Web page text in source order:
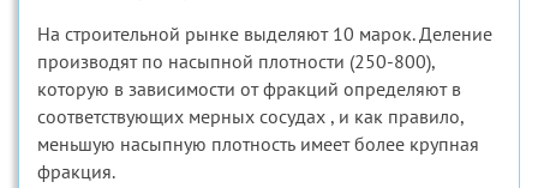
На строительной рынке выделяют 10 марок. Деление
производят по насыпной плотности (250-800),
которую в зависимости от фракций определяют в
соответствующих мерных сосудах , и как правило,
меньшую насыпную плотность имеет более крупная
фракция.